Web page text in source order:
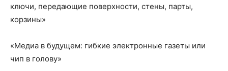
ключи, передающие поверхности, стены, парты,
корзины»
«Медиа в будущем: гибкие электронные газеты или
чип в голову»